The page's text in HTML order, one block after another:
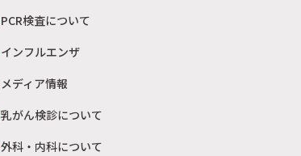
PCR検査について
インフルエンザ
メディア情報
乳がん検診について
外科・内科について